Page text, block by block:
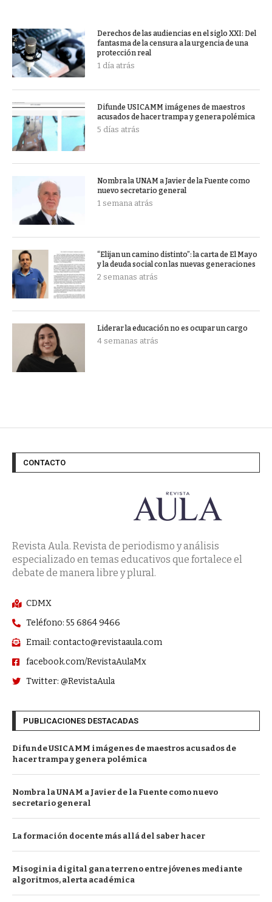
Derechos de las audiencias en el siglo XXI: Del
fantasma de la censura a la urgencia de una
protección real
1 día atrás
Difunde USICAMM imágenes de maestros
acusados de hacer trampa y genera polémica
5 días atrás
Nombra la UNAM a Javier de la Fuente como
nuevo secretario general
1 semana atrás
“Elijan un camino distinto”: la carta de El Mayo
y la deuda social con las nuevas generaciones
2 semanas atrás
Liderar la educación no es ocupar un cargo
4 semanas atrás
CONTACTO
Revista Aula. Revista de periodismo y análisis
especializado en temas educativos que fortalece el
debate de manera libre y plural.
CDMX
Teléfono: 55 6864 9466
Email: contacto@revistaaula.com
facebook.com/RevistaAulaMx
Twitter: @RevistaAula
PUBLICACIONES DESTACADAS
Difunde USICAMM imágenes de maestros acusados de
hacer trampa y genera polémica
Nombra la UNAM a Javier de la Fuente como nuevo
secretario general
La formación docente más allá del saber hacer
Misoginia digital gana terreno entre jóvenes mediante
algoritmos, alerta académica